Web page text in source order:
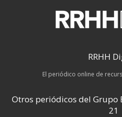
RRHH
El periódico online de
Otros periódicos del Grupo
21